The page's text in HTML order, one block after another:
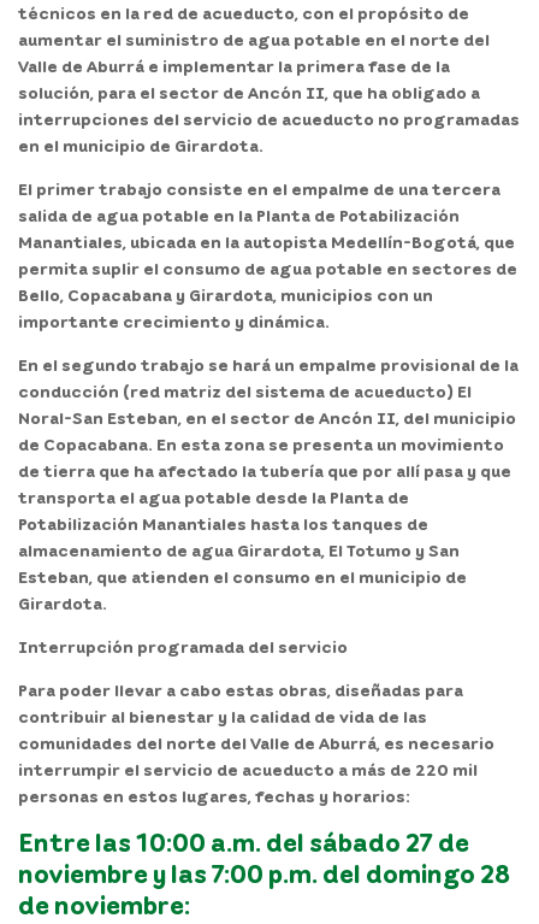
técnicos en la red de acueducto, con el propósito de
aumentar el suministro de agua potable en el norte del
Valle de Aburrá e implementar la primera fase de la
solución, para el sector de Ancón II, que ha obligado a
interrupciones del servicio de acueducto no programadas
en el municipio de Girardota.
El primer trabajo consiste en el empalme de una tercera
salida de agua potable en la Planta de Potabilización
Manantiales, ubicada en la autopista Medellín-Bogotá, que
permita suplir el consumo de agua potable en sectores de
Bello, Copacabana y Girardota, municipios con un
importante crecimiento y dinámica.
En el segundo trabajo se hará un empalme provisional de la
conducción (red matriz del sistema de acueducto) El
Noral-San Esteban, en el sector de Ancón II, del municipio
de Copacabana. En esta zona se presenta un movimiento
de tierra que ha afectado la tubería que por allí pasa y que
transporta el agua potable desde la Planta de
Potabilización Manantiales hasta los tanques de
almacenamiento de agua Girardota, El Totumo y San
Esteban, que atienden el consumo en el municipio de
Girardota.
Interrupción programada del servicio
Para poder llevar a cabo estas obras, diseñadas para
contribuir al bienestar y la calidad de vida de las
comunidades del norte del Valle de Aburrá, es necesario
interrumpir el servicio de acueducto a más de 220 mil
personas en estos lugares, fechas y horarios:
Entre las 10:00 a.m. del sábado 27 de
noviembre y las 7:00 p.m. del domingo 28
de noviembre: